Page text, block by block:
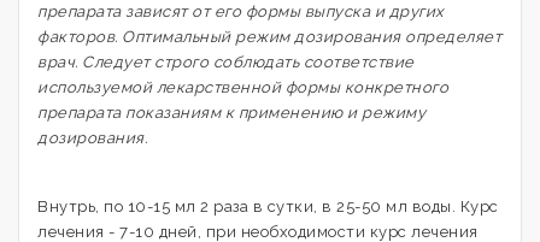
препарата зависят от его формы выпуска и других
факторов. Оптимальный режим дозирования определяет
врач. Следует строго соблюдать соответствие
используемой лекарственной формы конкретного
препарата показаниям к применению и режиму
дозирования.
Внутрь, по 10-15 мл 2 раза в сутки, в 25-50 мл воды. Курс
лечения - 7-10 дней, при необходимости курс лечения